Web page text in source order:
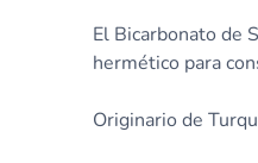
El Bicarbonato de
hermético para
Originario de